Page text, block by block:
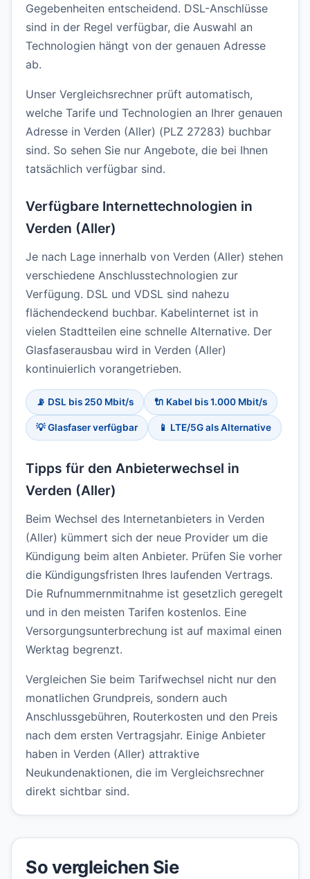
Gegebenheiten entscheidend. DSL-Anschlüsse
sind in der Regel verfügbar, die Auswahl an
Technologien hängt von der genauen Adresse
ab.
Unser Vergleichsrechner prüft automatisch,
welche Tarife und Technologien an Ihrer genauen
Adresse in Verden (Aller) (PLZ 27283) buchbar
sind. So sehen Sie nur Angebote, die bei Ihnen
tatsächlich verfügbar sind.
Verfügbare Internettechnologien in
Verden (Aller)
Je nach Lage innerhalb von Verden (Aller) stehen
verschiedene Anschlusstechnologien zur
Verfügung. DSL und VDSL sind nahezu
flächendeckend buchbar. Kabelinternet ist in
vielen Stadtteilen eine schnelle Alternative. Der
Glasfaserausbau wird in Verden (Aller)
kontinuierlich vorangetrieben.
📡 DSL bis 250 Mbit/s 🔌 Kabel bis 1.000 Mbit/s
💡 Glasfaser verfügbar 📱 LTE/5G als Alternative
Tipps für den Anbieterwechsel in
Verden (Aller)
Beim Wechsel des Internetanbieters in Verden
(Aller) kümmert sich der neue Provider um die
Kündigung beim alten Anbieter. Prüfen Sie vorher
die Kündigungsfristen Ihres laufenden Vertrags.
Die Rufnummernmitnahme ist gesetzlich geregelt
und in den meisten Tarifen kostenlos. Eine
Versorgungsunterbrechung ist auf maximal einen
Werktag begrenzt.
Vergleichen Sie beim Tarifwechsel nicht nur den
monatlichen Grundpreis, sondern auch
Anschlussgebühren, Routerkosten und den Preis
nach dem ersten Vertragsjahr. Einige Anbieter
haben in Verden (Aller) attraktive
Neukundenaktionen, die im Vergleichsrechner
direkt sichtbar sind.
So vergleichen Sie